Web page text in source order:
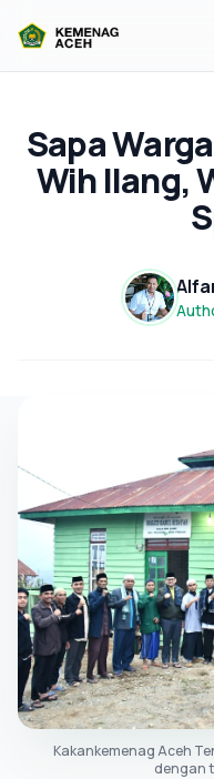
Sapa
Wih Ilang,
Kakankemenag Aceh
dengan